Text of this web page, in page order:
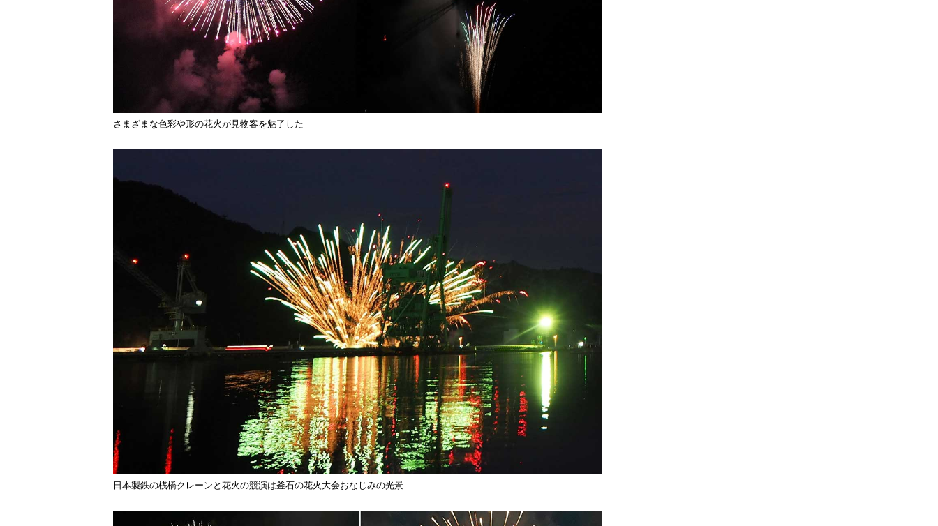
さまざまな色彩や形の花火が見物客を魅了した
日本製鉄の桟橋クレーンと花火の競演は釜石の花火大会おなじみの光景